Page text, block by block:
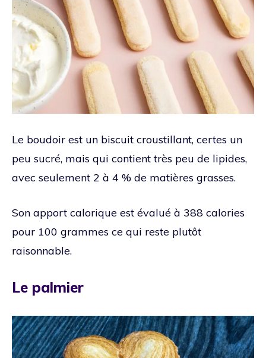
Le boudoir est un biscuit croustillant, certes un
peu sucré, mais qui contient très peu de lipides,
avec seulement 2 à 4 % de matières grasses.
Son apport calorique est évalué à 388 calories
pour 100 grammes ce qui reste plutôt
raisonnable.
Le palmier